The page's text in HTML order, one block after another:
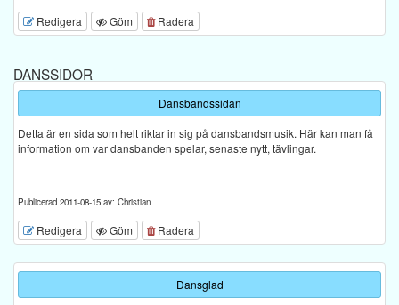
Redigera Göm Radera
DANSSIDOR
Dansbandssidan
Detta är en sida som helt riktar in sig på dansbandsmusik. Här kan man få
information om var dansbanden spelar, senaste nytt, tävlingar.
Publicerad 2011-08-15 av: Christian
Redigera Göm Radera
Dansglad